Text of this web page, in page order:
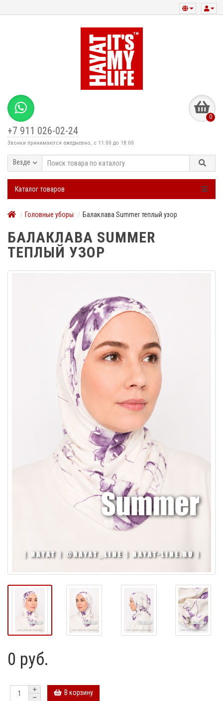
+7 911 026-02-24
Звонки принимаются ежедневно, с 11:00 до 18:00
0
Везде
Каталог товаров
Головные уборы Балаклава Summer теплый узор
БАЛАКЛАВА SUMMER
ТЕПЛЫЙ УЗОР
0 руб.
В корзину